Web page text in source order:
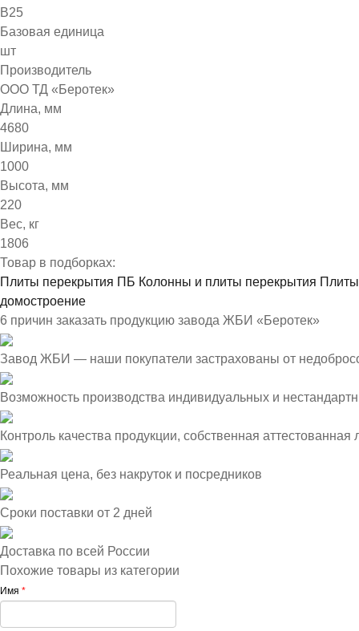
B25
Базовая единица
шт
Производитель
ООО ТД «Беротек»
Длина, мм
4680
Ширина, мм
1000
Высота, мм
220
Вес, кг
1806
Товар в подборках:
Плиты перекрытия ПБ Колонны и плиты перекрытия
домостроение
6 причин заказать продукцию завода ЖБИ «Беротек»
Завод ЖБИ — наши покупатели застрахованы от
Возможность производства индивидуальных и
Контроль качества продукции, собственная аттестованная
Реальная цена, без накруток и посредников
Сроки поставки от 2 дней
Доставка по всей России
Похожие товары из категории
Имя *